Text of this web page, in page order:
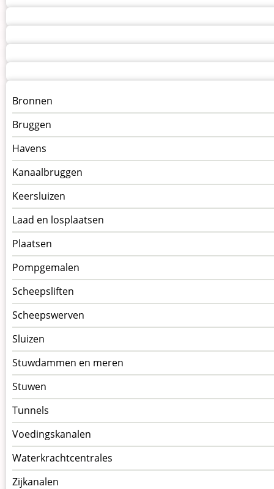
Menu
kunstwerken
op
kunstwerkpagina
Bronnen
Bruggen
Havens
Kanaalbruggen
Keersluizen
Laad en losplaatsen
Plaatsen
Pompgemalen
Scheepsliften
Scheepswerven
Sluizen
Stuwdammen en meren
Stuwen
Tunnels
Voedingskanalen
Waterkrachtcentrales
Zijkanalen